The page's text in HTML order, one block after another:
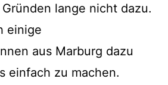
lange nicht dazu.
einige
aus Marburg dazu
einfach zu machen.